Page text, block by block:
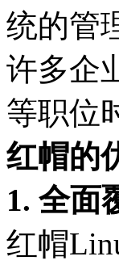
统的管
许多企
等职位
红帽的
1. 全面
红帽